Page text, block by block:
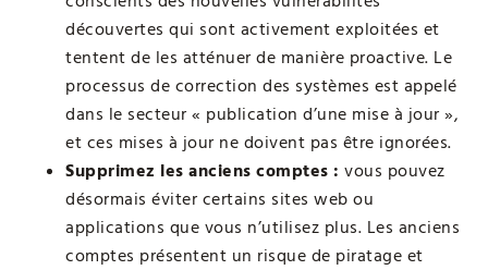
découvertes qui sont activement exploitées et
tentent de les atténuer de manière proactive. Le
processus de correction des systèmes est appelé
dans le secteur « publication d’une mise à jour »,
et ces mises à jour ne doivent pas être ignorées.
Supprimez les anciens comptes : vous pouvez
désormais éviter certains sites web ou
applications que vous n’utilisez plus. Les anciens
comptes présentent un risque de piratage et